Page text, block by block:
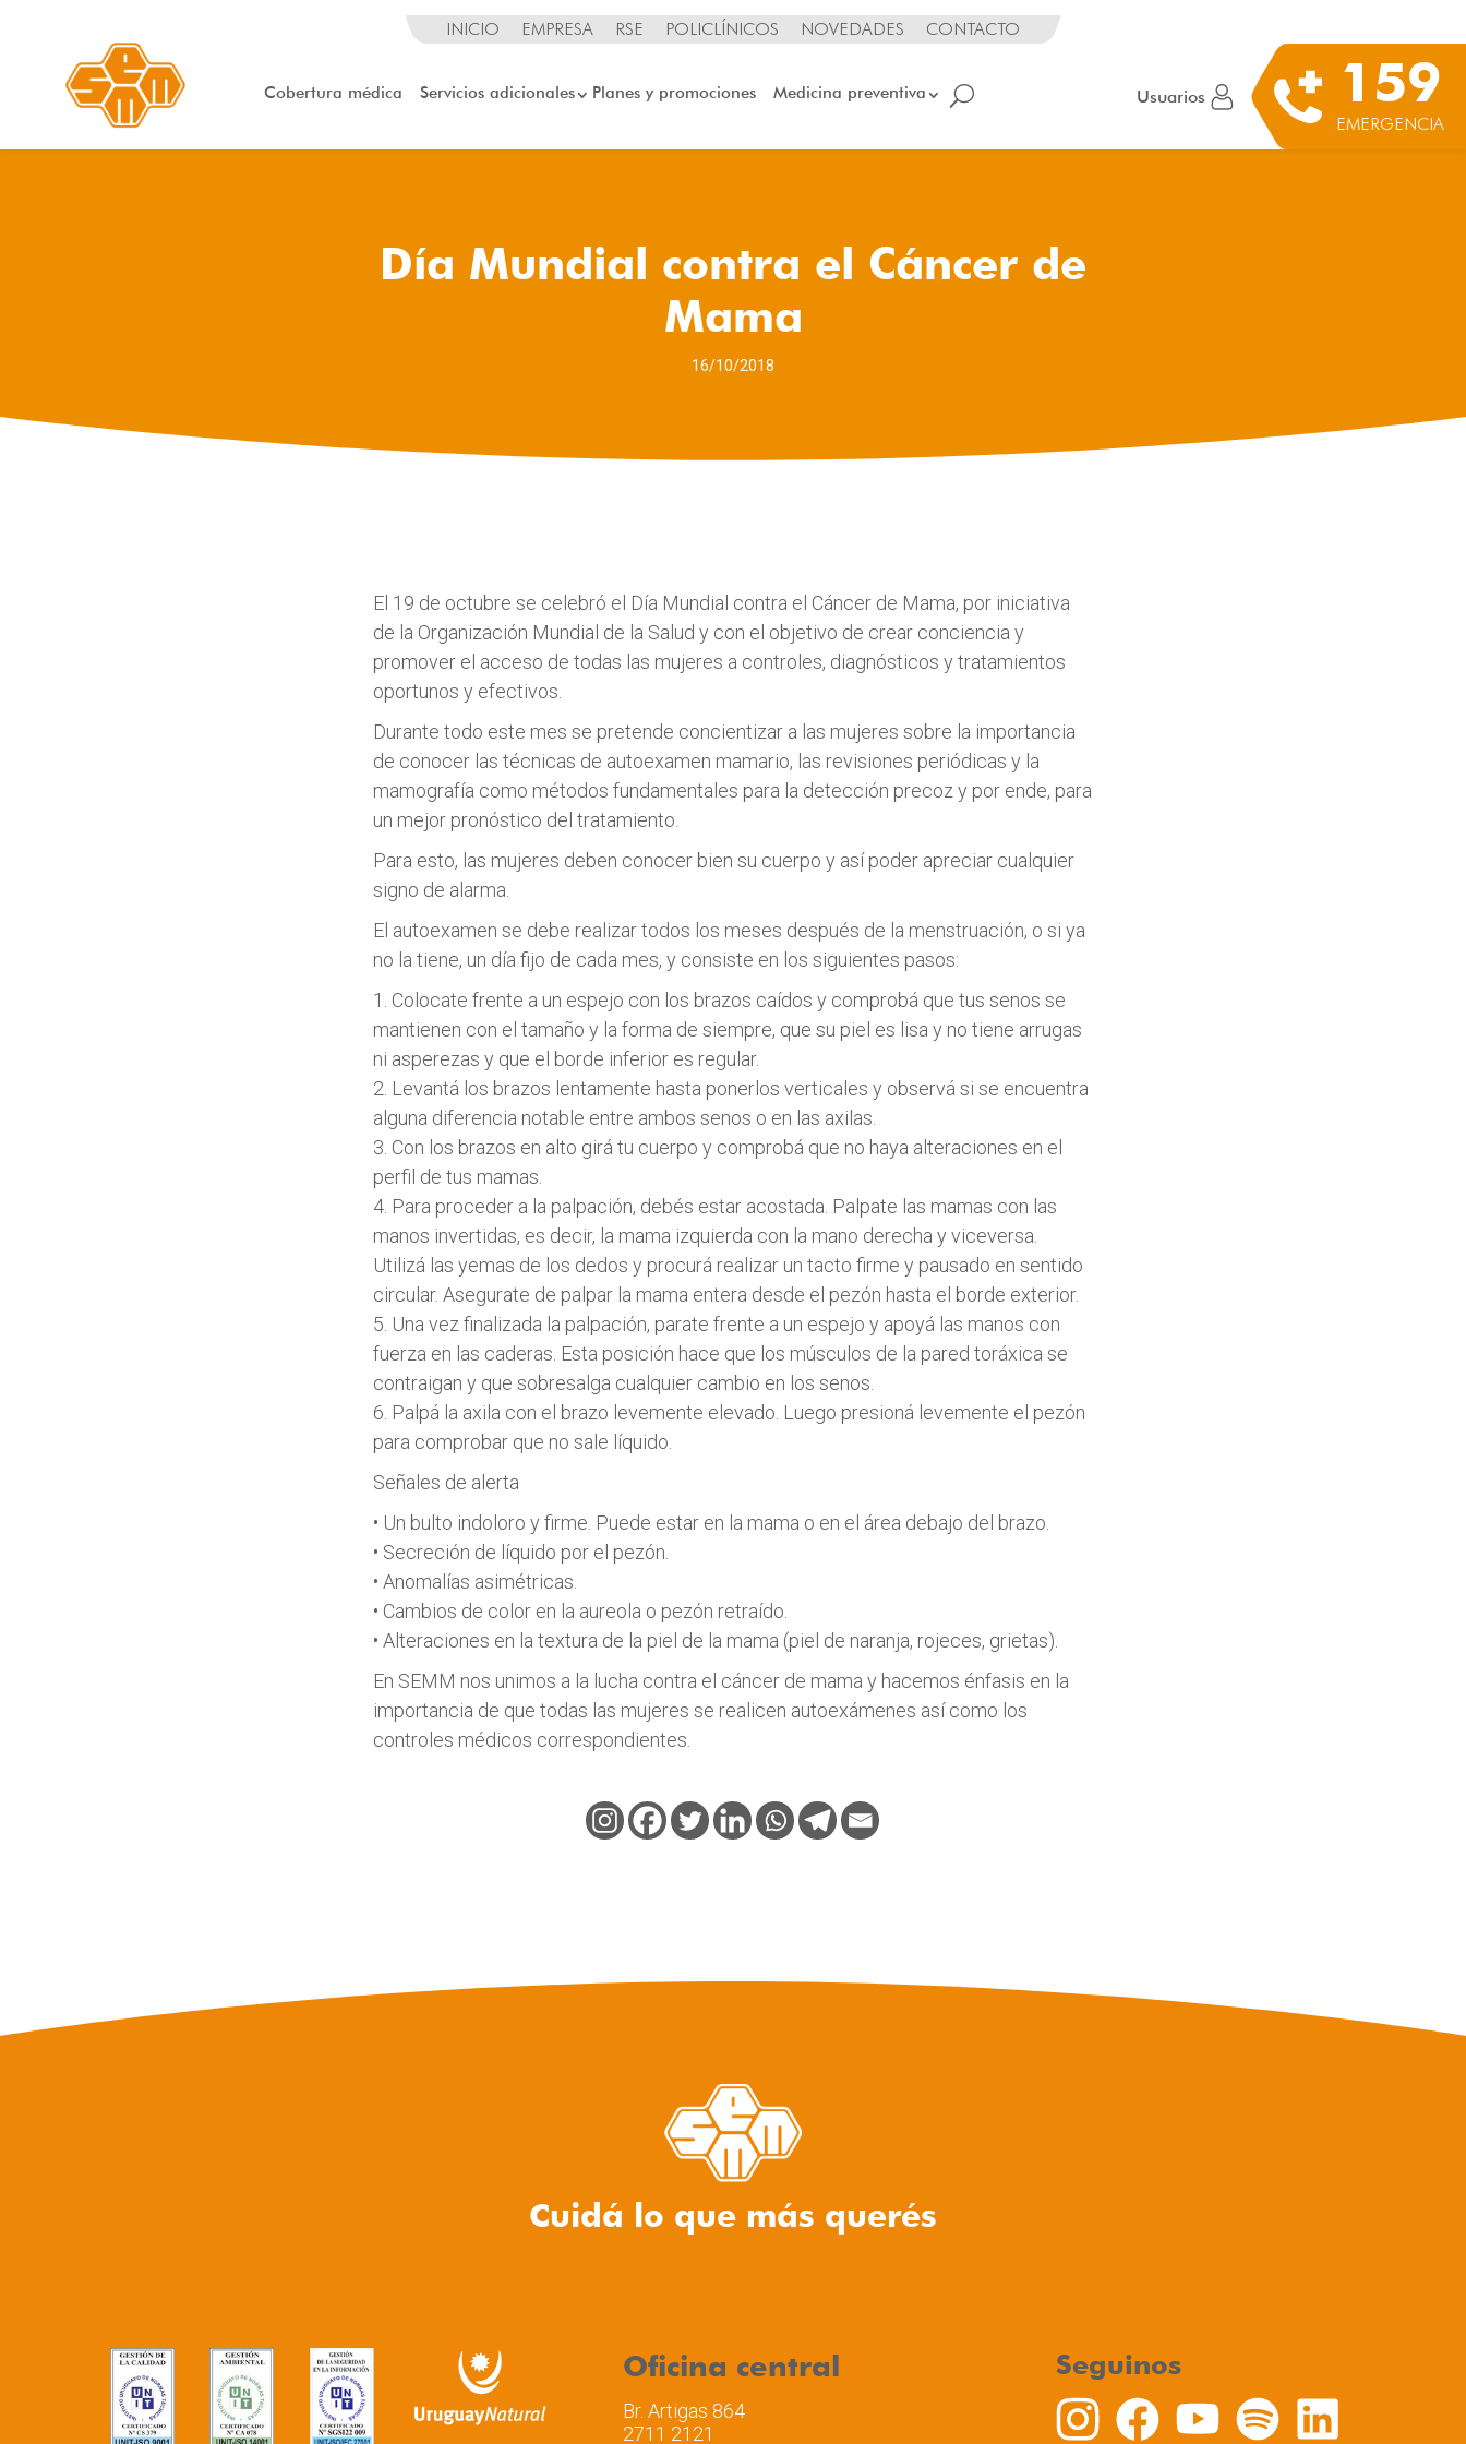
INICIO EMPRESA RSE POLICLÍNICOS NOVEDADES CONTACTO
Cobertura médica Servicios adicionales Planes y promociones Medicina preventiva Usuarios 159
EMERGENCIA
Día Mundial contra el Cáncer de
Mama
16/10/2018
El 19 de octubre se celebró el Día Mundial contra el Cáncer de Mama, por iniciativa
de la Organización Mundial de la Salud y con el objetivo de crear conciencia y
promover el acceso de todas las mujeres a controles, diagnósticos y tratamientos
oportunos y efectivos.
Durante todo este mes se pretende concientizar a las mujeres sobre la importancia
de conocer las técnicas de autoexamen mamario, las revisiones periódicas y la
mamografía como métodos fundamentales para la detección precoz y por ende, para
un mejor pronóstico del tratamiento.
Para esto, las mujeres deben conocer bien su cuerpo y así poder apreciar cualquier
signo de alarma.
El autoexamen se debe realizar todos los meses después de la menstruación, o si ya
no la tiene, un día fijo de cada mes, y consiste en los siguientes pasos:
1. Colocate frente a un espejo con los brazos caídos y comprobá que tus senos se
mantienen con el tamaño y la forma de siempre, que su piel es lisa y no tiene arrugas
ni asperezas y que el borde inferior es regular.
2. Levantá los brazos lentamente hasta ponerlos verticales y observá si se encuentra
alguna diferencia notable entre ambos senos o en las axilas.
3. Con los brazos en alto girá tu cuerpo y comprobá que no haya alteraciones en el
perfil de tus mamas.
4. Para proceder a la palpación, debés estar acostada. Palpate las mamas con las
manos invertidas, es decir, la mama izquierda con la mano derecha y viceversa.
Utilizá las yemas de los dedos y procurá realizar un tacto firme y pausado en sentido
circular. Asegurate de palpar la mama entera desde el pezón hasta el borde exterior.
5. Una vez finalizada la palpación, parate frente a un espejo y apoyá las manos con
fuerza en las caderas. Esta posición hace que los músculos de la pared toráxica se
contraigan y que sobresalga cualquier cambio en los senos.
6. Palpá la axila con el brazo levemente elevado. Luego presioná levemente el pezón
para comprobar que no sale líquido.
Señales de alerta
• Un bulto indoloro y firme. Puede estar en la mama o en el área debajo del brazo.
• Secreción de líquido por el pezón.
• Anomalías asimétricas.
• Cambios de color en la aureola o pezón retraído.
• Alteraciones en la textura de la piel de la mama (piel de naranja, rojeces, grietas).
En SEMM nos unimos a la lucha contra el cáncer de mama y hacemos énfasis en la
importancia de que todas las mujeres se realicen autoexámenes así como los
controles médicos correspondientes.
Cuidá lo que más querés
Oficina central
Br. Artigas 864
2711 2121
Seguinos